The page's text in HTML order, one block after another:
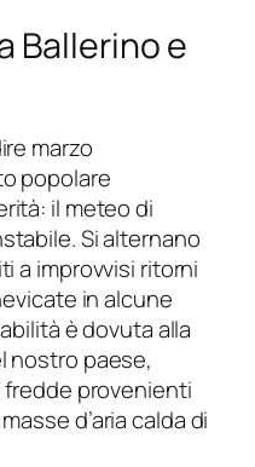
Ballerino e
marzo
popolare
il meteo di
Si alternano
a improvvisi ritorni
in alcune
è dovuta alla
nostro paese,
provenienti
d’aria calda di